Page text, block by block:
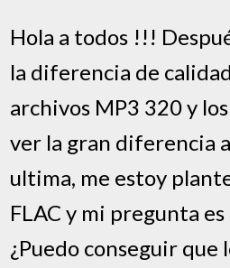
Hola a todos !!!
la diferencia de
archivos MP3 320 y
ver la gran diferencia
ultima, me estoy
FLAC y mi pregunta
¿Puedo conseguir que